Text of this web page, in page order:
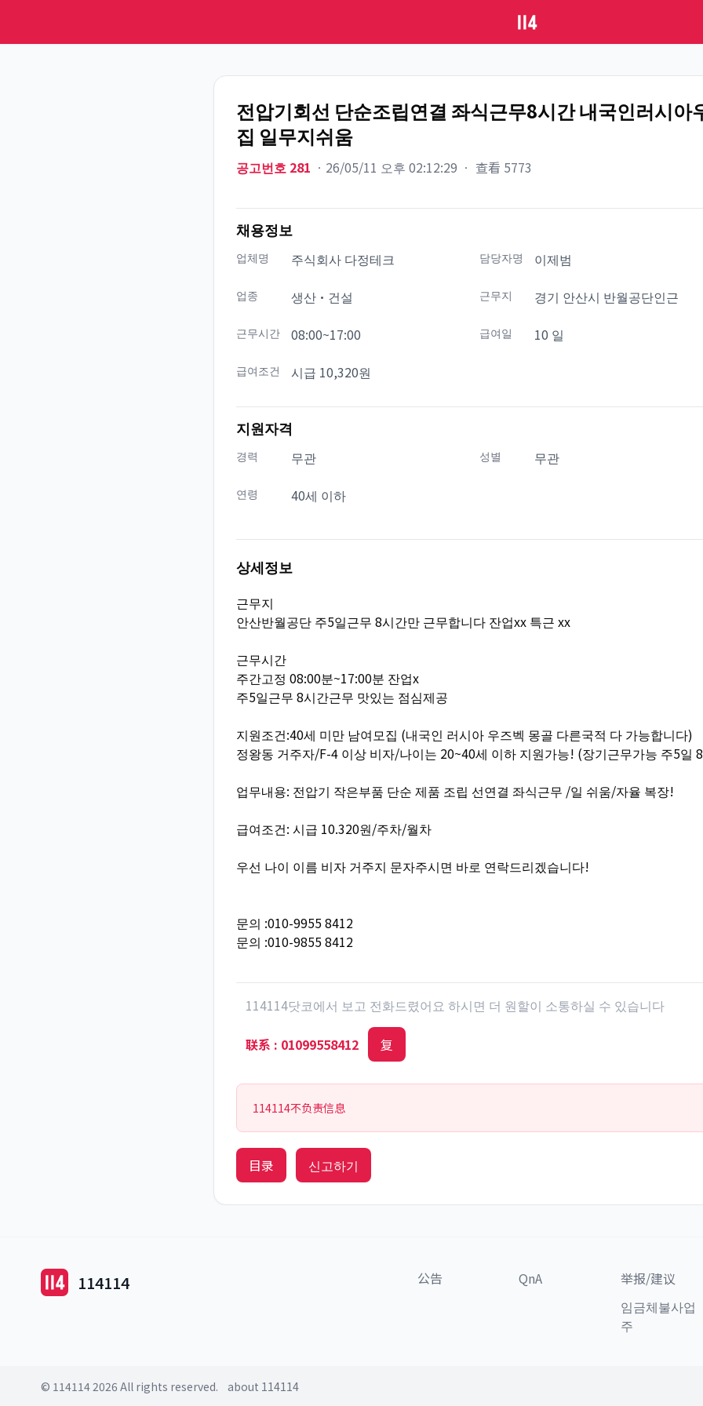
전압기회선 단순조립연결 좌식근무8시간 내국인러시아
집 일무지쉬움
공고번호 281 ㆍ 26/05/11 오후 02:12:29 ㆍ 查看 5773
채용정보
업체명 주식회사 다정테크 담당자명 이제범
업종 생산·건설 근무지 경기 안산시 반월공단인근
근무시간 08:00~17:00 급여일 10 일
급여조건 시급 10,320원
지원자격
경력 무관 성별 무관
연령 40세 이하
상세정보
근무지
안산반월공단 주5일근무 8시간만 근무합니다 잔업xx 특근 xx
근무시간
주간고정 08:00분~17:00분 잔업x
주5일근무 8시간근무 맛있는 점심제공
지원조건:40세 미만 남여모집 (내국인 러시아 우즈벡 몽골 다른국적 다 가능합니다)
정왕동 거주자/F-4 이상 비자/나이는 20~40세 이하 지원가능! (장기근무가능 주5일
업무내용: 전압기 작은부품 단순 제품 조립 선연결 좌식근무 /일 쉬움/자율 복장!
급여조건: 시급 10.320원/주차/월차
우선 나이 이름 비자 거주지 문자주시면 바로 연락드리겠습니다!
문의 :010-9955 8412
문의 :010-9855 8412
114114닷코에서 보고 전화드렸어요 하시면 더 원할이 소통하실 수 있습니다
联系 : 01099558412 复
114114不负责信息
目录 신고하기
114114 公告 QnA
举报/建议
임금체불사업
주
© 114114 2026 All rights reserved. about 114114